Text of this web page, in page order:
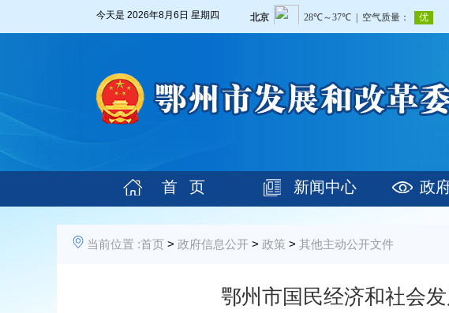
今天是 2026年8月6日 星期四
首 页 新闻中心 政
当前位置 :首页 > 政府信息公开 > 政策 > 其他主动公开文件
鄂州市国民经济和社会